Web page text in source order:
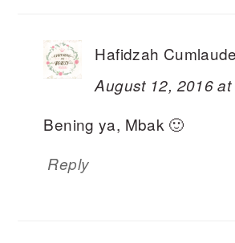
Hafidzah Cumlaude
August 12, 2016
Bening ya, Mbak 🙂
Reply